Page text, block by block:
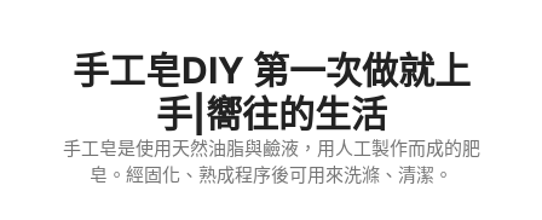
手工皂DIY 第一次做就上
手|嚮往的生活
手工皂是使用天然油脂與鹼液，用人工製作而成的肥
皂。經固化、熟成程序後可用來洗滌、清潔。